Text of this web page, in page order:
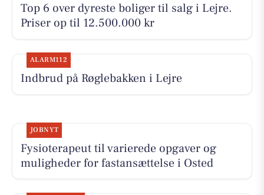
Top 6 over dyreste boliger til salg i Lejre.
Priser op til 12.500.000 kr
ALARM112
Indbrud på Røglebakken i Lejre
JOBNYT
Fysioterapeut til varierede opgaver og
muligheder for fastansættelse i Osted